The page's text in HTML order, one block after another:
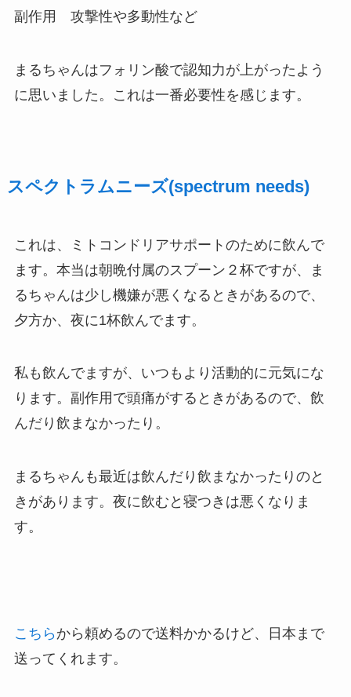
副作用 攻撃性や多動性など
まるちゃんはフォリン酸で認知力が上がったよう
に思いました。これは一番必要性を感じます。
スペクトラムニーズ(spectrum needs)
これは、ミトコンドリアサポートのために飲んで
ます。本当は朝晩付属のスプーン２杯ですが、ま
るちゃんは少し機嫌が悪くなるときがあるので、
夕方か、夜に1杯飲んでます。
私も飲んでますが、いつもより活動的に元気にな
ります。副作用で頭痛がするときがあるので、飲
んだり飲まなかったり。
まるちゃんも最近は飲んだり飲まなかったりのと
きがあります。夜に飲むと寝つきは悪くなりま
す。
こちら から頼めるので送料かかるけど、日本まで
送ってくれます。